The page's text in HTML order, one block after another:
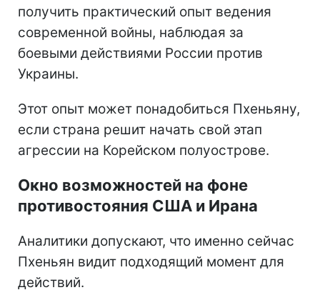
получить практический опыт ведения
современной войны, наблюдая за
боевыми действиями России против
Украины.
Этот опыт может понадобиться Пхеньяну,
если страна решит начать свой этап
агрессии на Корейском полуострове.
Окно возможностей на фоне
противостояния США и Ирана
Аналитики допускают, что именно сейчас
Пхеньян видит подходящий момент для
действий.